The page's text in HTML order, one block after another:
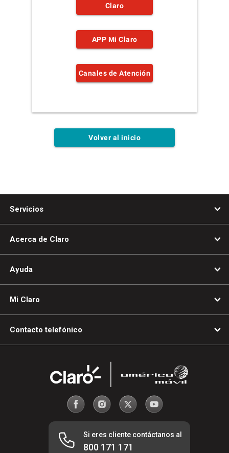
Claro
APP Mi Claro
Canales de Atención
Volver al inicio
Servicios
Acerca de Claro
Ayuda
Mi Claro
Contacto telefónico
Si eres cliente contáctanos al
800 171 171